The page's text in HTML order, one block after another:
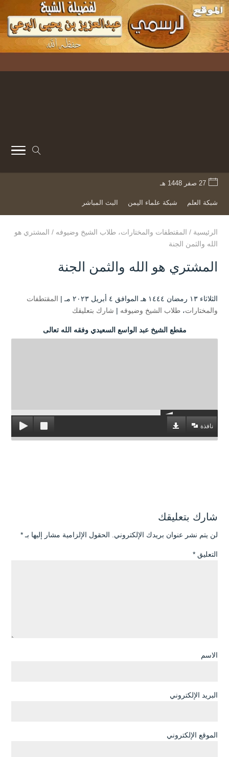
27 صفر 1448 هـ
شبكة العلم شبكة علماء اليمن البث المباشر
الرئيسية / المقتطفات والمختارات، طلاب الشيخ وضيوفه / المشتري هو
الله والثمن الجنة
المشتري هو الله والثمن الجنة
الثلاثاء ۱۳ رمضان ۱٤٤٤ هـ الموافق ٤ أبريل ۲۰۲۳ مـ |
المقتطفات
والمختارات، طلاب الشيخ وضيوفه | شارك بتعليقك
مقطع الشيخ عبد الواسع السعيدي وفقه الله تعالى
نافذة
شارك بتعليقك
لن يتم نشر عنوان بريدك الإلكتروني. الحقول الإلزامية مشار إليها بـ *
التعليق *
الاسم
البريد الإلكتروني
الموقع الإلكتروني